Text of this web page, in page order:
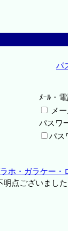
パ
ﾒｰﾙ・
メ
パスワ
パス
ホ・ガラケー・
点ございました